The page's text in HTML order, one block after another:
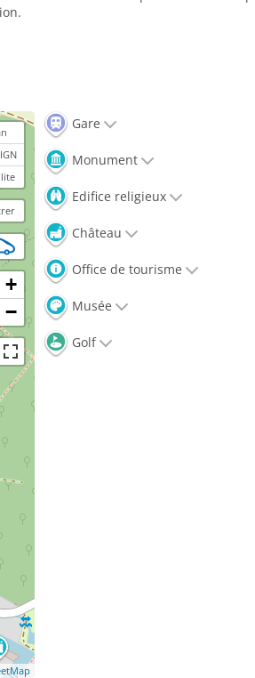
+
−
Gare
Monument
Edifice religieux
Château
Office de tourisme
Musée
Golf